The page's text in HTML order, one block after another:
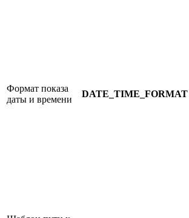
Формат показа
даты и времени
DATE_TIME_FORMAT